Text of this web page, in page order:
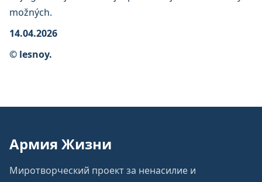
možných.
14.04.2026
© lesnoy.
Армия Жизни
Миротворческий проект за ненасилие и